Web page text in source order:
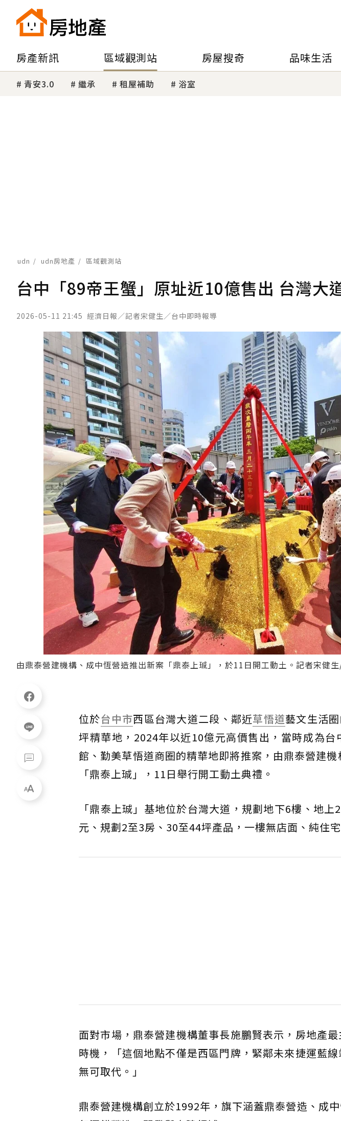
房產新訊 區域觀測站 房屋搜奇 品味生活
青安3.0 繼承 租屋補助 浴室
udn udn房地產 區域觀測站
台中「89帝王蟹」原址近10億售出 台灣大
2026-05-11 21:45 經濟日報／記者宋健生／台中即時報導
由鼎泰營建機構、成中恆營造推出新案「鼎泰上珹」，於11日開工動土。記者宋健
位於台中市西區台灣大道二段、鄰近草悟道藝文生活
坪精華地，2024年以近10億元高價售出，當時成為
館、勤美草悟道商圈的精華地即將推案，由鼎泰營建
「鼎泰上珹」，11日舉行開工動土典禮。
「鼎泰上珹」基地位於台灣大道，規劃地下6樓、地
元、規劃2至3房、30至44坪產品，一樓無店面、純住
面對市場，鼎泰營建機構董事長施鵬賢表示，房地產
時機，「這個地點不僅是西區門牌，緊鄰未來捷運藍
無可取代。」
鼎泰營建機構創立於1992年，旗下涵蓋鼎泰營造、成